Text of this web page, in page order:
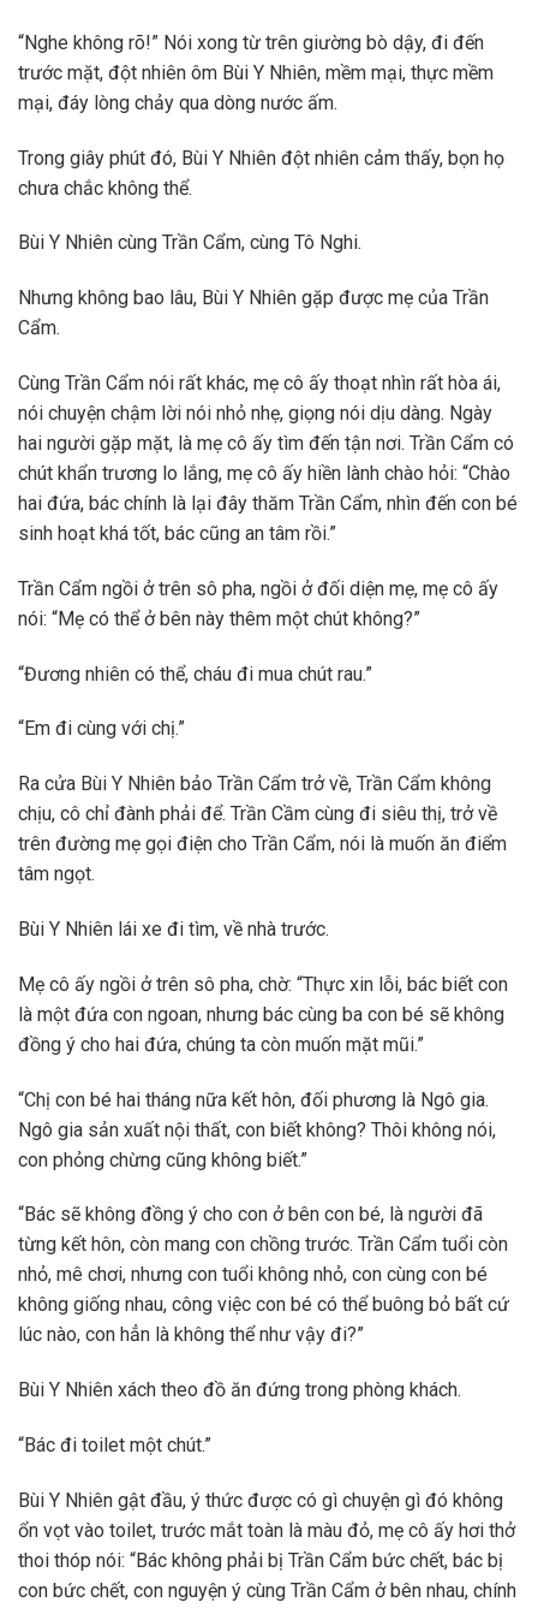
“Nghe không rõ!” Nói xong từ trên giường bò dậy, đi đến
trước mặt, đột nhiên ôm Bùi Y Nhiên, mềm mại, thực mềm
mại, đáy lòng chảy qua dòng nước ấm.
Trong giây phút đó, Bùi Y Nhiên đột nhiên cảm thấy, bọn họ
chưa chắc không thể.
Bùi Y Nhiên cùng Trần Cẩm, cùng Tô Nghi.
Nhưng không bao lâu, Bùi Y Nhiên gặp được mẹ của Trần
Cẩm.
Cùng Trần Cẩm nói rất khác, mẹ cô ấy thoạt nhìn rất hòa ái,
nói chuyện chậm lời nói nhỏ nhẹ, giọng nói dịu dàng. Ngày
hai người gặp mặt, là mẹ cô ấy tìm đến tận nơi. Trần Cẩm có
chút khẩn trương lo lắng, mẹ cô ấy hiền lành chào hỏi: “Chào
hai đứa, bác chính là lại đây thăm Trần Cẩm, nhìn đến con bé
sinh hoạt khá tốt, bác cũng an tâm rồi.”
Trần Cẩm ngồi ở trên sô pha, ngồi ở đối diện mẹ, mẹ cô ấy
nói: “Mẹ có thể ở bên này thêm một chút không?”
“Đương nhiên có thể, cháu đi mua chút rau.”
“Em đi cùng với chị.”
Ra cửa Bùi Y Nhiên bảo Trần Cẩm trở về, Trần Cẩm không
chịu, cô chỉ đành phải để. Trần Cầm cùng đi siêu thị, trở về
trên đường mẹ gọi điện cho Trần Cẩm, nói là muốn ăn điểm
tâm ngọt.
Bùi Y Nhiên lái xe đi tìm, về nhà trước.
Mẹ cô ấy ngồi ở trên sô pha, chờ: “Thực xin lỗi, bác biết con
là một đứa con ngoan, nhưng bác cùng ba con bé sẽ không
đồng ý cho hai đứa, chúng ta còn muốn mặt mũi.”
“Chị con bé hai tháng nữa kết hôn, đối phương là Ngô gia.
Ngô gia sản xuất nội thất, con biết không? Thôi không nói,
con phỏng chừng cũng không biết.”
“Bác sẽ không đồng ý cho con ở bên con bé, là người đã
từng kết hôn, còn mang con chồng trước. Trần Cẩm tuổi còn
nhỏ, mê chơi, nhưng con tuổi không nhỏ, con cùng con bé
không giống nhau, công việc con bé có thể buông bỏ bất cứ
lúc nào, con hẳn là không thể như vậy đi?”
Bùi Y Nhiên xách theo đồ ăn đứng trong phòng khách.
“Bác đi toilet một chút.”
Bùi Y Nhiên gật đầu, ý thức được có gì chuyện gì đó không
ổn vọt vào toilet, trước mắt toàn là màu đỏ, mẹ cô ấy hơi thở
thoi thóp nói: “Bác không phải bị Trần Cẩm bức chết, bác bị
con bức chết, con nguyện ý cùng Trần Cẩm ở bên nhau, chính